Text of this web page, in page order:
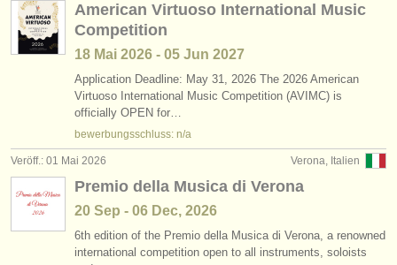
American Virtuoso International Music
Competition
18 Mai 2026 - 05 Jun 2027
Application Deadline: May 31, 2026 The 2026 American
Virtuoso International Music Competition (AVIMC) is
officially OPEN for…
bewerbungsschluss: n/a
Verona, Italien
Veröff.: 01 Mai 2026
Premio della Musica di Verona
20 Sep - 06 Dec, 2026
6th edition of the Premio della Musica di Verona, a renowned
international competition open to all instruments, soloists